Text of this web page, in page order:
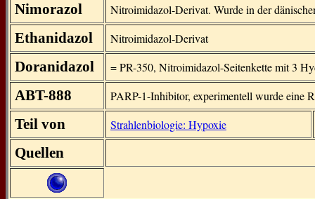
Nimorazol Nitroimidazol-Derivat. Wurde in der
Ethanidazol Nitroimidazol-Derivat
Doranidazol = PR-350, Nitroimidazol-Seitenkette mit 3
ABT-888 PARP-1-Inhibitor, experimentell wurde eine
Teil von Strahlenbiologie: Hypoxie
Quellen